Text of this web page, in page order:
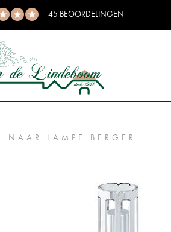
45 BEOORDELINGEN
NAAR LAMPE BERGER